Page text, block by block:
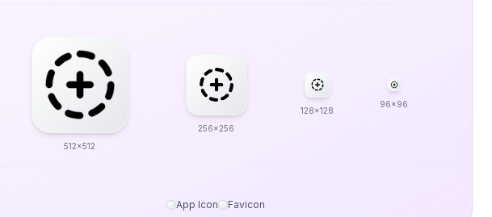
512x512
256x256
128x128
96x96
App Icon Favicon